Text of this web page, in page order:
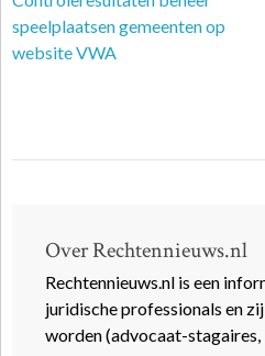
speelplaatsen gemeenten op
website VWA
Over Rechtennieuws.nl
Rechtennieuws.nl is een
juridische professionals en
worden (advocaat-